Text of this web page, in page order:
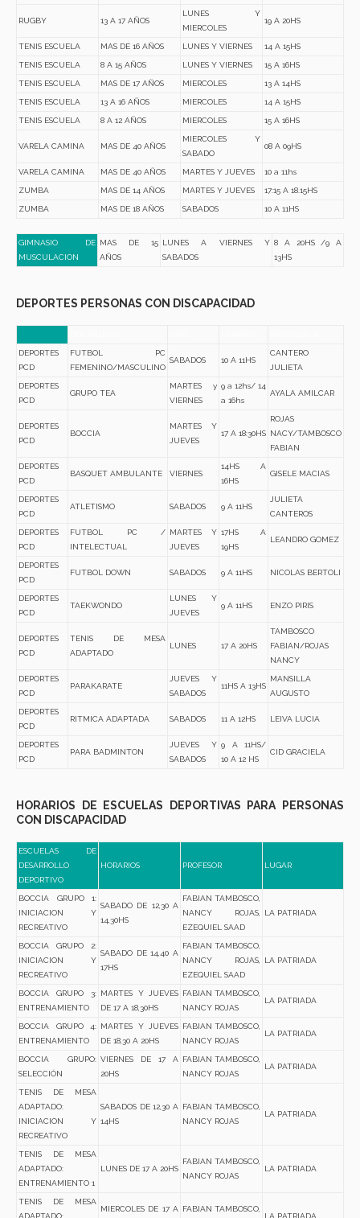
RUGBY 13 A 17 AÑOS
LUNES Y
MIERCOLES
19 A 20HS
TENIS ESCUELA MAS DE 16 AÑOS LUNES Y VIERNES 14 A 15HS
TENIS ESCUELA 8 A 15 AÑOS LUNES Y VIERNES 15 A 16HS
TENIS ESCUELA MAS DE 17 AÑOS MIERCOLES 13 A 14HS
TENIS ESCUELA 13 A 16 AÑOS MIERCOLES 14 A 15HS
TENIS ESCUELA 8 A 12 AÑOS MIERCOLES 15 A 16HS
VARELA CAMINA MAS DE 40 AÑOS
MIERCOLES Y
SABADO
08 A 09HS
VARELA CAMINA MAS DE 40 AÑOS MARTES Y JUEVES 10 a 11hs
ZUMBA MAS DE 14 AÑOS MARTES Y JUEVES 17:15 A 18.15HS
ZUMBA MAS DE 18 AÑOS SABADOS 10 A 11HS
GIMNASIO DE
MUSCULACION
MAS DE 15
AÑOS
LUNES A VIERNES Y
SABADOS
8 A 20HS /9 A
13HS
DEPORTES PERSONAS CON DISCAPACIDAD
DEPORTES
PCD
FUTBOL PC
FEMENINO/MASCULINO
SABADOS 10 A 11HS
CANTERO
JULIETA
DEPORTES
PCD
GRUPO TEA
MARTES y
VIERNES
9 a 12hs/ 14
a 16hs
AYALA AMILCAR
DEPORTES
PCD
BOCCIA
MARTES Y
JUEVES
17 A 18:30HS
ROJAS
NACY/TAMBOSCO
FABIAN
DEPORTES
PCD
BASQUET AMBULANTE VIERNES
14HS A
16HS
GISELE MACIAS
DEPORTES
PCD
ATLETISMO SABADOS 9 A 11HS
JULIETA
CANTEROS
DEPORTES
PCD
FUTBOL PC /
INTELECTUAL
MARTES Y
JUEVES
17HS A
19HS
LEANDRO GOMEZ
DEPORTES
PCD
FUTBOL DOWN SABADOS 9 A 11HS NICOLAS BERTOLI
DEPORTES
PCD
TAEKWONDO
LUNES Y
JUEVES
9 A 11HS ENZO PIRIS
DEPORTES
PCD
TENIS DE MESA
ADAPTADO
LUNES 17 A 20HS
TAMBOSCO
FABIAN/ROJAS
NANCY
DEPORTES
PCD
PARAKARATE
JUEVES Y
SABADOS
11HS A 13HS
MANSILLA
AUGUSTO
DEPORTES
PCD
RITMICA ADAPTADA SABADOS 11 A 12HS LEIVA LUCIA
DEPORTES
PCD
PARA BADMINTON
JUEVES Y
SABADOS
9 A 11HS/
10 A 12 HS
CID GRACIELA
HORARIOS DE ESCUELAS DEPORTIVAS PARA PERSONAS
CON DISCAPACIDAD
ESCUELAS DE
DESARROLLO
DEPORTIVO
HORARIOS PROFESOR LUGAR
BOCCIA GRUPO 1:
INICIACION Y
RECREATIVO
SABADO DE 12,30 A
14,30HS
FABIAN TAMBOSCO,
NANCY ROJAS,
EZEQUIEL SAAD
LA PATRIADA
BOCCIA GRUPO 2:
INICIACION Y
RECREATIVO
SABADO DE 14,40 A
17HS
FABIAN TAMBOSCO,
NANCY ROJAS,
EZEQUIEL SAAD
LA PATRIADA
BOCCIA GRUPO 3:
ENTRENAMIENTO
MARTES Y JUEVES
DE 17 A 18,30HS
FABIAN TAMBOSCO,
NANCY ROJAS
LA PATRIADA
BOCCIA GRUPO 4:
ENTRENAMIENTO
MARTES Y JUEVES
DE 18,30 A 20HS
FABIAN TAMBOSCO,
NANCY ROJAS
LA PATRIADA
BOCCIA GRUPO:
SELECCIÓN
VIERNES DE 17 A
20HS
FABIAN TAMBOSCO,
NANCY ROJAS
LA PATRIADA
TENIS DE MESA
ADAPTADO:
INICIACION Y
RECREATIVO
SABADOS DE 12,30 A
14HS
FABIAN TAMBOSCO,
NANCY ROJAS
LA PATRIADA
TENIS DE MESA
ADAPTADO:
ENTRENAMIENTO 1
LUNES DE 17 A 20HS
FABIAN TAMBOSCO,
NANCY ROJAS
LA PATRIADA
TENIS DE MESA
ADAPTADO:
MIERCOLES DE 17 A
FABIAN TAMBOSCO,
LA PATRIADA